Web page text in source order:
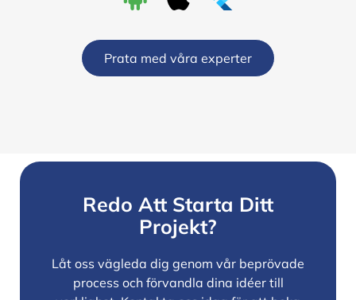
Prata med våra experter
Redo Att Starta Ditt
Projekt?
Låt oss vägleda dig genom vår beprövade
process och förvandla dina idéer till